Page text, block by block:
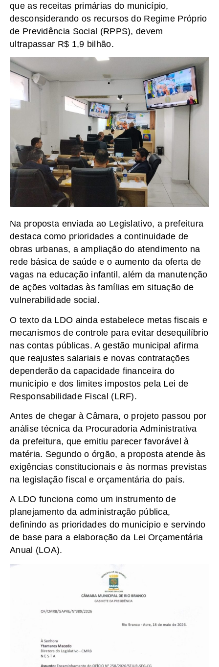
que as receitas primárias do município,
desconsiderando os recursos do Regime Próprio
de Previdência Social (RPPS), devem
ultrapassar R$ 1,9 bilhão.
Na proposta enviada ao Legislativo, a prefeitura
destaca como prioridades a continuidade de
obras urbanas, a ampliação do atendimento na
rede básica de saúde e o aumento da oferta de
vagas na educação infantil, além da manutenção
de ações voltadas às famílias em situação de
vulnerabilidade social.
O texto da LDO ainda estabelece metas fiscais e
mecanismos de controle para evitar desequilíbrio
nas contas públicas. A gestão municipal afirma
que reajustes salariais e novas contratações
dependerão da capacidade financeira do
município e dos limites impostos pela Lei de
Responsabilidade Fiscal (LRF).
Antes de chegar à Câmara, o projeto passou por
análise técnica da Procuradoria Administrativa
da prefeitura, que emitiu parecer favorável à
matéria. Segundo o órgão, a proposta atende às
exigências constitucionais e às normas previstas
na legislação fiscal e orçamentária do país.
A LDO funciona como um instrumento de
planejamento da administração pública,
definindo as prioridades do município e servindo
de base para a elaboração da Lei Orçamentária
Anual (LOA).